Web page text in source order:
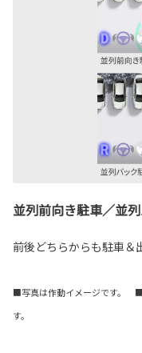
並列前向き駐車／並
前後どちらからも駐車＆
■写真は作動イメージです。 ■
す。